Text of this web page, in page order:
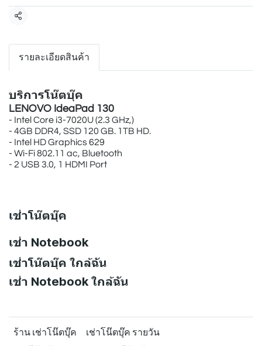
แชร์
รายละเอียดสินค้า
บริการโน๊ตบุ๊ค
LENOVO IdeaPad 130
- Intel Core i3-7020U (2.3 GHz,)
- 4GB DDR4, SSD 120 GB. 1TB HD.
- Intel HD Graphics 629
- Wi-Fi 802.11 ac, Bluetooth
- 2 USB 3.0, 1 HDMI Port
เช่าโน๊ตบุ๊ค
เช่า Notebook
เช่าโน๊ตบุ๊ค ใกล้ฉัน
เช่า Notebook ใกล้ฉัน
ร้าน เช่าโน๊ตบุ๊ค
เช่าโน๊ตบุ๊ค รายวัน